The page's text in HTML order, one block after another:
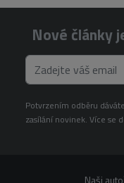
Nové články
Potvrzením odběru
zasílání novinek. Více se
Naši